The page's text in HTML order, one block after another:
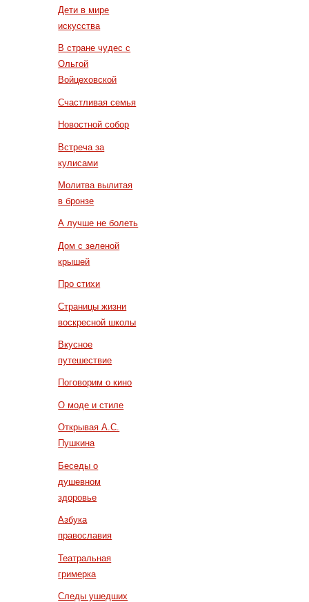
Дети в мире
искусства
В стране чудес с
Ольгой
Войцеховской
Счастливая семья
Новостной собор
Встреча за
кулисами
Молитва вылитая
в бронзе
А лучше не болеть
Дом с зеленой
крышей
Про стихи
Страницы жизни
воскресной школы
Вкусное
путешествие
Поговорим о кино
О моде и стиле
Открывая А.С.
Пушкина
Беседы о
душевном
здоровье
Азбука
православия
Театральная
гримерка
Следы ушедших